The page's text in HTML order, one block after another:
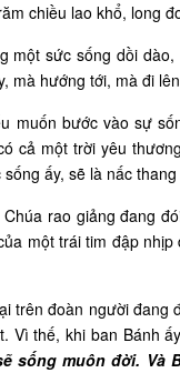
chiều lao khổ, long
một sức sống dồi
mà hướng tới, mà đi
muốn bước vào sự
cả một trời yêu
ấy, sẽ là nấc
rao giảng đang
một trái tim đập
trên đoàn người
Vì thế, khi ban Bánh
sống muôn đời. Và